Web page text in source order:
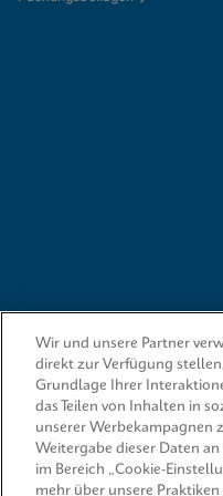
© 2026 Cepheid. Cepheid®,
von Cepheid, die in den USA
Wir und unsere Partner
direkt zur Verfügung
Grundlage Ihrer
das Teilen von Inhalten in
unserer Werbekampagnen
Weitergabe dieser Daten
im Bereich „Cookie-
mehr über unsere Praktiken